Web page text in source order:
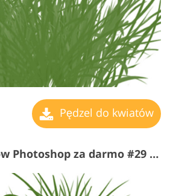
Pędzel do kwiatów
Pędzel do kwiatów Photoshop za darmo #29 "Specks z Grass"